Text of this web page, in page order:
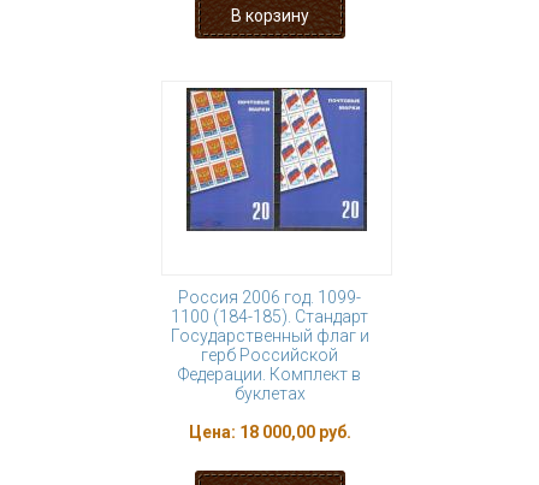
Россия 2006 год. 1099-
1100 (184-185). Стандарт
Государственный флаг и
герб Российской
Федерации. Комплект в
буклетах
Цена: 18 000,00 руб.